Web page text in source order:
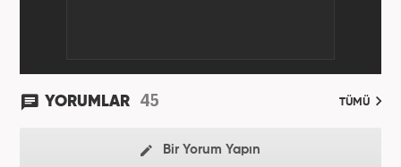
YORUMLAR 45 TÜMÜ
Bir Yorum Yapın